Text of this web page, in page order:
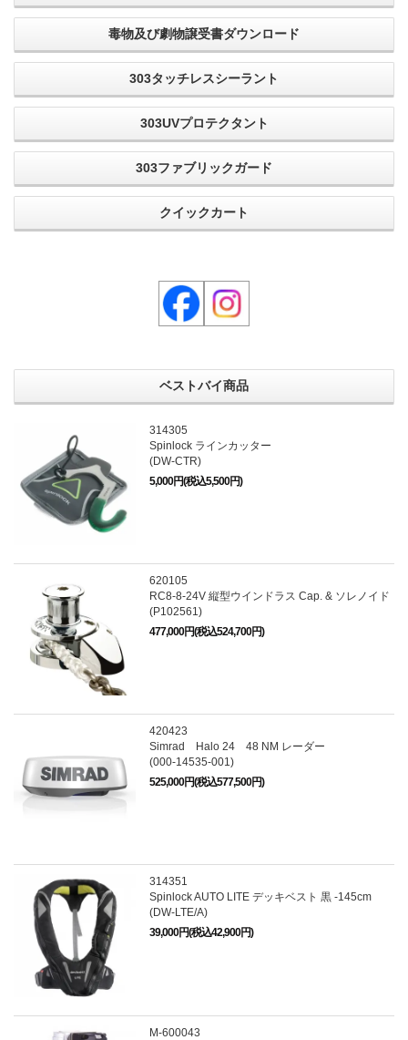
毒物及び劇物譲受書ダウンロード
303タッチレスシーラント
303UVプロテクタント
303ファブリックガード
クイックカート
ベストバイ商品
314305
Spinlock ラインカッター
(DW-CTR)
5,000円(税込5,500円)
620105
RC8-8-24V 縦型ウインドラス Cap. & ソレノイド
(P102561)
477,000円(税込524,700円)
420423
Simrad Halo 24 48 NM レーダー
(000-14535-001)
525,000円(税込577,500円)
314351
Spinlock AUTO LITE デッキベスト 黒 -145cm
(DW-LTE/A)
39,000円(税込42,900円)
M-600043